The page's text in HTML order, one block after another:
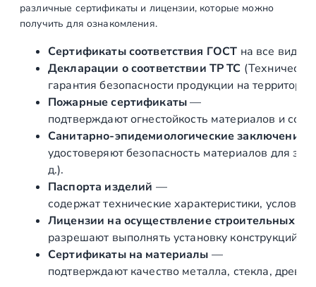
различные сертификаты и лицензии, которые можно
получить для ознакомления.
Сертификаты соответствия ГОСТ на все виды
Декларации о соответствии ТР ТС
гарантия безопасности продукции на
Пожарные сертификаты—
подтверждают огнестойкость материалов и
Санитарно‑эпидемиологические заключения
удостоверяют безопасность материалов для
д.).
Паспорта изделий —
содержат технические характеристики,
Лицензии на осуществление строительных и
разрешают выполнять установку конструкций
Сертификаты на материалы —
подтверждают качество металла, стекла,